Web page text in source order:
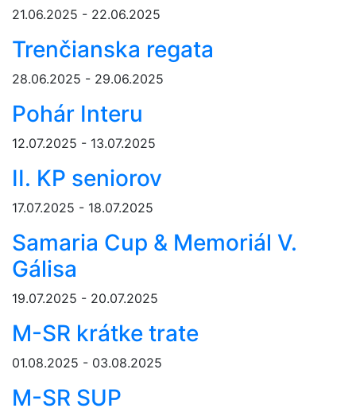
21.06.2025 - 22.06.2025
Trenčianska regata
28.06.2025 - 29.06.2025
Pohár Interu
12.07.2025 - 13.07.2025
II. KP seniorov
17.07.2025 - 18.07.2025
Samaria Cup & Memoriál V.
Gálisa
19.07.2025 - 20.07.2025
M-SR krátke trate
01.08.2025 - 03.08.2025
M-SR SUP